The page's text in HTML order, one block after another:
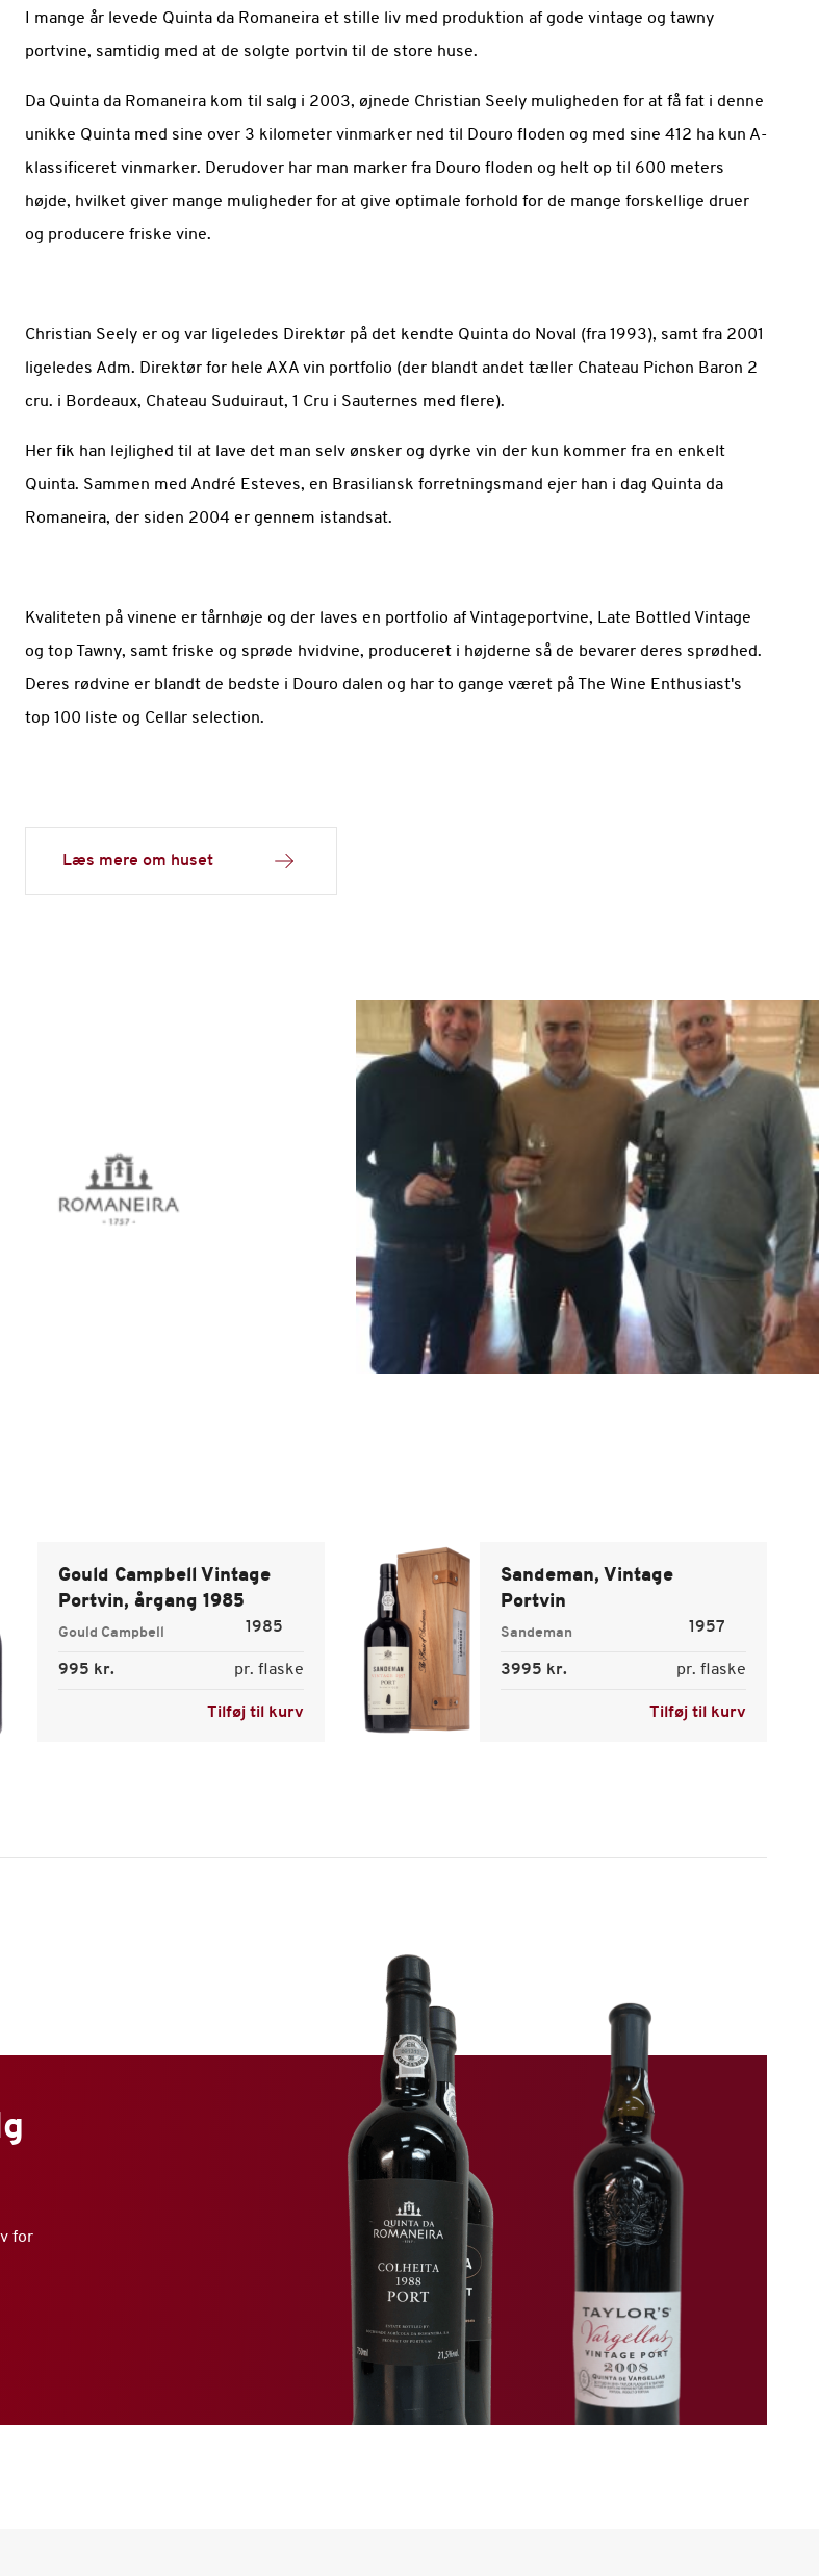
I mange år levede Quinta da Romaneira et stille liv med produktion af gode vintage og tawny
portvine, samtidig med at de solgte portvin til de store huse.
Da Quinta da Romaneira kom til salg i 2003, øjnede Christian Seely muligheden for at få fat i denne
unikke Quinta med sine over 3 kilometer vinmarker ned til Douro floden og med sine 412 ha kun A-
klassificeret vinmarker. Derudover har man marker fra Douro floden og helt op til 600 meters
højde, hvilket giver mange muligheder for at give optimale forhold for de mange forskellige druer
og producere friske vine.
Christian Seely er og var ligeledes Direktør på det kendte Quinta do Noval (fra 1993), samt fra 2001
ligeledes Adm. Direktør for hele AXA vin portfolio (der blandt andet tæller Chateau Pichon Baron 2
cru. i Bordeaux, Chateau Suduiraut, 1 Cru i Sauternes med flere).
Her fik han lejlighed til at lave det man selv ønsker og dyrke vin der kun kommer fra en enkelt
Quinta. Sammen med André Esteves, en Brasiliansk forretningsmand ejer han i dag Quinta da
Romaneira, der siden 2004 er gennem istandsat.
Kvaliteten på vinene er tårnhøje og der laves en portfolio af Vintageportvine, Late Bottled Vintage
og top Tawny, samt friske og sprøde hvidvine, produceret i højderne så de bevarer deres sprødhed.
Deres rødvine er blandt de bedste i Douro dalen og har to gange været på The Wine Enthusiast's
top 100 liste og Cellar selection.
Læs mere om huset
Gould Campbell Vintage
Portvin, årgang 1985
Gould Campbell 1985
995 kr. pr. flaske
Tilføj til kurv
Sandeman, Vintage
Portvin
Sandeman 1957
3995 kr. pr. flaske
Tilføj til kurv
for